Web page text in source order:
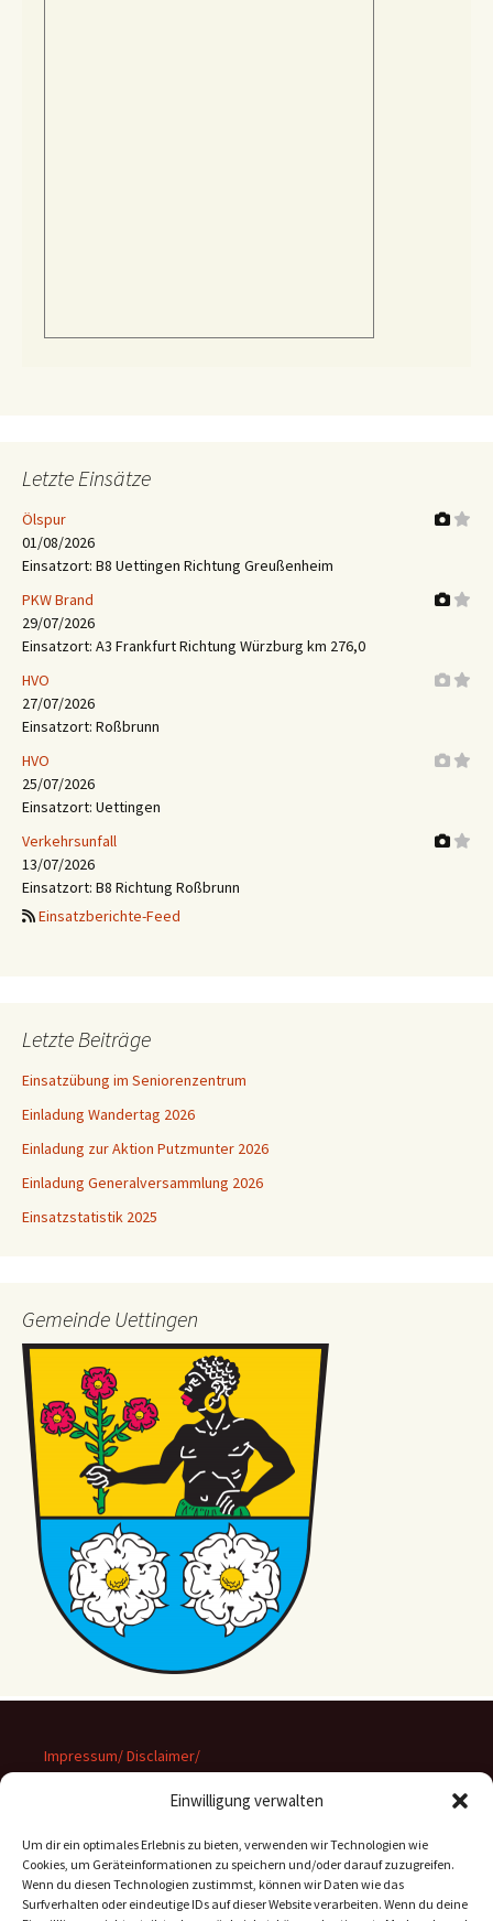
Einwilligung verwalten
Um dir ein optimales Erlebnis zu bieten, verwenden wir Technologien wie
Cookies, um Geräteinformationen zu speichern und/oder darauf zuzugreifen.
Wenn du diesen Technologien zustimmst, können wir Daten wie das
Surfverhalten oder eindeutige IDs auf dieser Website verarbeiten. Wenn du deine
Letzte Einsätze
Ölspur
01/08/2026
Einsatzort: B8 Uettingen Richtung Greußenheim
PKW Brand
29/07/2026
Einsatzort: A3 Frankfurt Richtung Würzburg km 276,0
HVO
27/07/2026
Einsatzort: Roßbrunn
HVO
25/07/2026
Einsatzort: Uettingen
Verkehrsunfall
13/07/2026
Einsatzort: B8 Richtung Roßbrunn
Einsatzberichte-Feed
Letzte Beiträge
Einsatzübung im Seniorenzentrum
Einladung Wandertag 2026
Einladung zur Aktion Putzmunter 2026
Einladung Generalversammlung 2026
Einsatzstatistik 2025
Gemeinde Uettingen
Impressum/ Disclaimer/
Datenschutz
Suchen